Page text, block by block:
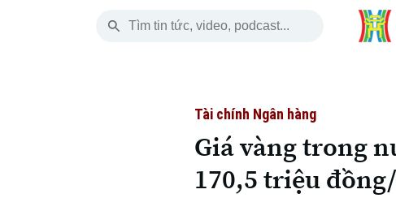
Hà Nội
Chính trị
Xã hội
Nhịp sống Hà Nội
Người Hà Nội
Khoảnh khắc Hà Nội
Quân sự
Hồ sơ
Tài chính Ngân hàng
Giá vàng trong
170,5 triệu